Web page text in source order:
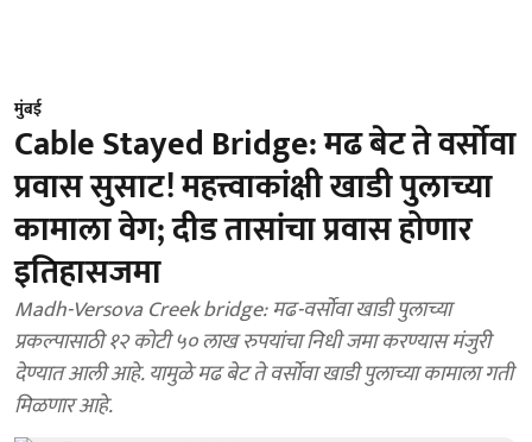
मुंबई
Cable Stayed Bridge: मढ बेट ते वर्सोवा
प्रवास सुसाट! महत्त्वाकांक्षी खाडी पुलाच्या
कामाला वेग; दीड तासांचा प्रवास होणार
इतिहासजमा
Madh-Versova Creek bridge: मढ-वर्सोवा खाडी पुलाच्या
प्रकल्पासाठी १२ कोटी ५० लाख रुपयांचा निधी जमा करण्यास मंजुरी
देण्यात आली आहे. यामुळे मढ बेट ते वर्सोवा खाडी पुलाच्या कामाला गती
मिळणार आहे.